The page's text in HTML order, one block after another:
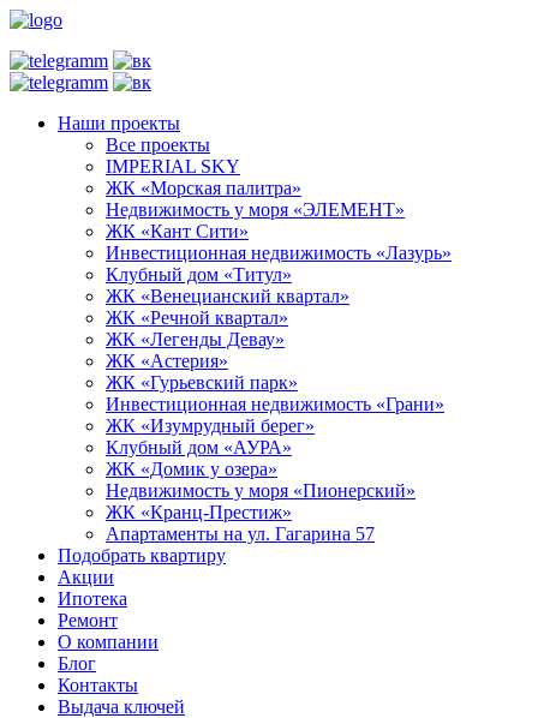
Наши проекты
Все проекты
IMPERIAL SKY
ЖК «Морская палитра»
Недвижимость у моря «ЭЛЕМЕНТ»
ЖК «Кант Сити»
Инвестиционная недвижимость «Лазурь»
Клубный дом «Титул»
ЖК «Венецианский квартал»
ЖК «Речной квартал»
ЖК «Легенды Девау»
ЖК «Астерия»
ЖК «Гурьевский парк»
Инвестиционная недвижимость «Грани»
ЖК «Изумрудный берег»
Клубный дом «АУРА»
ЖК «Домик у озера»
Недвижимость у моря «Пионерский»
ЖК «Кранц-Престиж»
Апартаменты на ул. Гагарина 57
Подобрать квартиру
Акции
Ипотека
Ремонт
О компании
Блог
Контакты
Выдача ключей